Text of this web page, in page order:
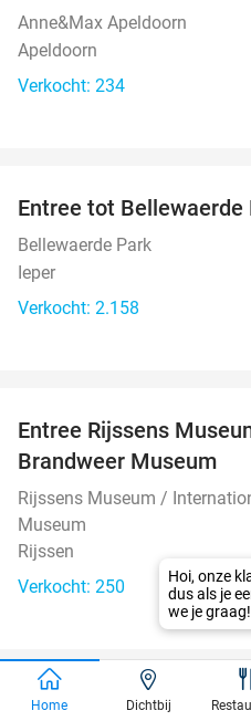
Anne&Max Apeldoorn
Apeldoorn
Verkocht: 234
Entree tot Bellewaerde
Bellewaerde Park
Ieper
Verkocht: 2.158
Entree Rijssens
Brandweer Museum
Rijssens Museum /
Museum
Rijssen
Verkocht: 250
Home Dichtbij